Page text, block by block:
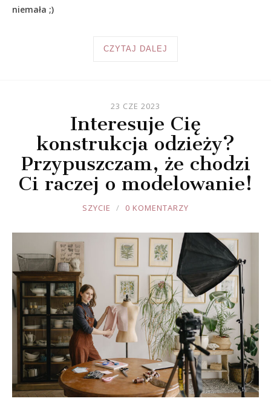
niemała ;)
CZYTAJ DALEJ
23 CZE 2023
Interesuje Cię
konstrukcja odzieży?
Przypuszczam, że chodzi
Ci raczej o modelowanie!
JOULE
SZYCIE 0 KOMENTARZY